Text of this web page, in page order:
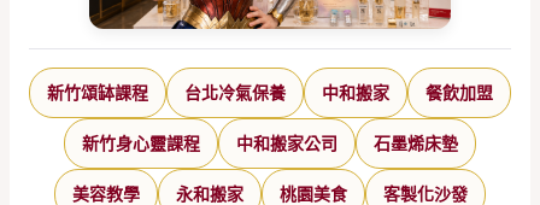
新竹頌缽課程 台北冷氣保養 中和搬家 餐飲加盟
新竹身心靈課程 中和搬家公司 石墨烯床墊
美容教學 永和搬家 桃園美食 客製化沙發